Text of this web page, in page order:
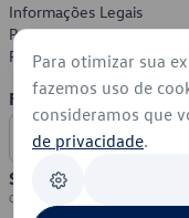
Informações Legais
Política de Privacidade
Política de Cookies
Formas de
Segurança
Para otimizar sua
fazemos uso de
consideramos que
de privacidade.